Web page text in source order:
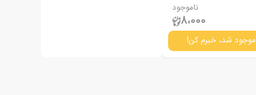
ناموجود
8،000
موجود شد، خبرم کن!